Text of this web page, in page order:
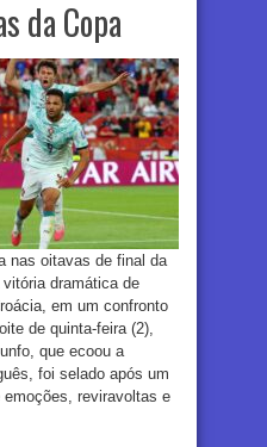
da Copa
nas oitavas de final da
dramática de
em um confronto
de quinta-feira (2),
que ecoou a
foi selado após um
reviravoltas e